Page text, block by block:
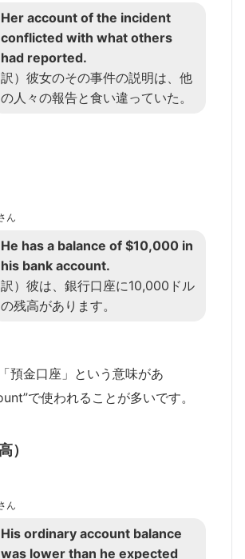
Her account of the incident
conflicted with what others
had reported.
訳）彼女のその事件の説明は、他
の人々の報告と食い違っていた。
ん
He has a balance of $10,000 in
his bank account.
訳）彼は、銀行口座に10,000ドル
の残高があります。
預金口座」という意味があ
で使われることが多いです。
）
ん
His ordinary account balance
was lower than he expected